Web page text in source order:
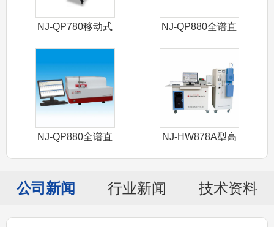
NJ-QP780移动式
NJ-QP880全谱直
NJ-QP880全谱直
NJ-HW878A型高
公司新闻 行业新闻 技术资料